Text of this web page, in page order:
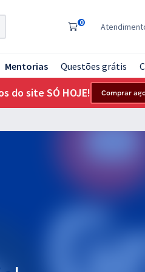
0
Mentorias Questões grátis
do site SÓ HOJE! Comprar